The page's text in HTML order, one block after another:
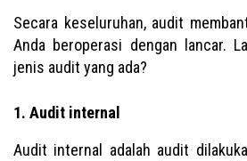
Secara keseluruhan, audit
Anda beroperasi dengan lancar.
jenis audit yang ada?
1. Audit internal
Audit internal adalah audit